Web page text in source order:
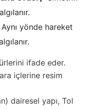
Aynı yönde hareket
ifade eder.
içlerine resim
dairesel yapı, Tol